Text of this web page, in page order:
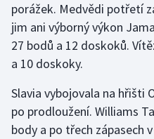
porážek. Medvědi potřetí
jim ani výborný výkon
27 bodů a 12 doskoků.
a 10 doskoky.
Slavia vybojovala na hřišti
po prodloužení. Williams
body a po třech zápasech